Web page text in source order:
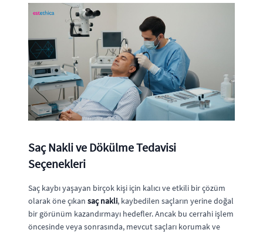
Saç Nakli ve Dökülme Tedavisi
Seçenekleri
Saç kaybı yaşayan birçok kişi için kalıcı ve etkili bir çözüm
olarak öne çıkan saç nakli, kaybedilen saçların yerine doğal
bir görünüm kazandırmayı hedefler. Ancak bu cerrahi işlem
öncesinde veya sonrasında, mevcut saçları korumak ve